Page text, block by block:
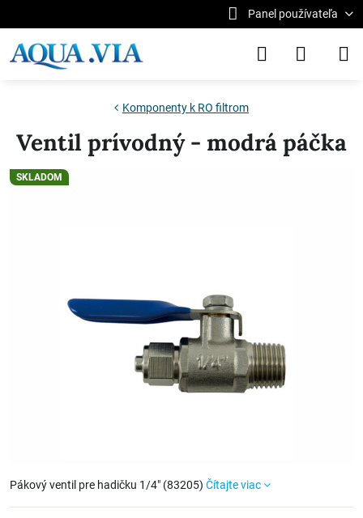
Panel používateľa
SKLADOM
Komponenty k RO filtrom
Ventil prívodný - modrá páčka
Pákový ventil pre hadičku 1/4" (83205) Čítajte viac